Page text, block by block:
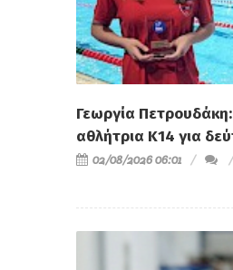
Γεωργία
αθλήτρια Κ14 για
02/08/2026 06:01